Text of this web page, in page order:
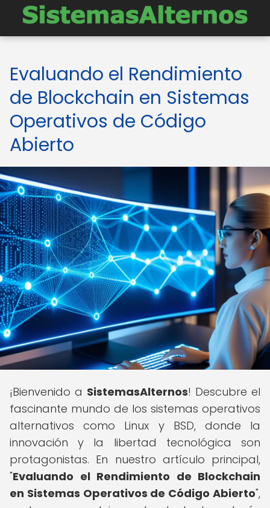
Evaluando el Rendimiento
de Blockchain en Sistemas
Operativos de Código
Abierto
¡Bienvenido a SistemasAlternos! Descubre el
fascinante mundo de los sistemas operativos
alternativos como Linux y BSD, donde la
innovación y la libertad tecnológica son
protagonistas. En nuestro artículo principal,
"Evaluando el Rendimiento de Blockchain
en Sistemas Operativos de Código Abierto",